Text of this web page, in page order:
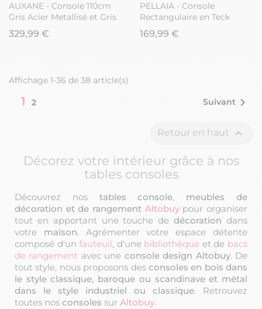
AUXANE - Console 110cm
Gris Acier Metallisé et Gris
Perle Mat
329,99 €
PELLAIA - Console
Rectangulaire en Teck
Massif
169,99 €
Affichage 1-36 de 38 article(s)
1 2 Suivant 
Retour en haut 
Décorez votre intérieur grâce à nos
tables consoles
Découvrez nos tables console, meubles de
décoration et de rangement Altobuypour organiser
tout en apportant une touche dedécoration dans
votre maison. Agrémenter votre espace détente
composé d'unfauteuil, d'une bibliothèque et de bacs
de rangement avec une console design Altobuy. De
tout style, nous proposons des consoles en bois dans
le style classique, baroque ou scandinave et métal
dans le style industriel ou classique. Retrouvez
toutes nos consoles sur Altobuy.